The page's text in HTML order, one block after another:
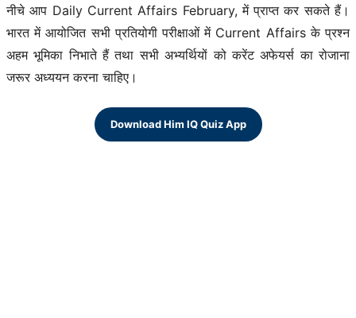
नीचे आप Daily Current Affairs February, में प्राप्त कर सकते हैं।
भारत में आयोजित सभी प्रतियोगी परीक्षाओं में Current Affairs के प्रश्न
अहम भूमिका निभाते हैं तथा सभी अभ्यर्थियों को करेंट अफेयर्स का रोजाना
जरूर अध्ययन करना चाहिए।
Download Him IQ Quiz App